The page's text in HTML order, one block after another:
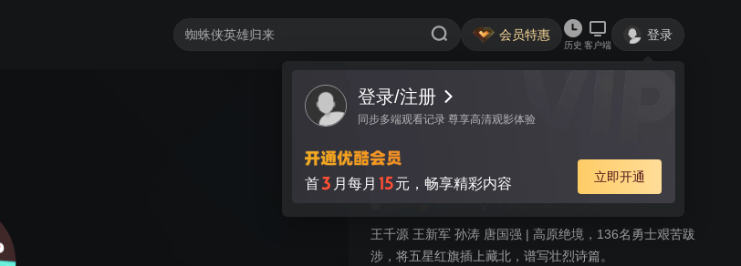
会员特惠
历史 客户端
登录
登录/注册
同步多端观看记录 尊享高清观影体验
首3 月每月 15元，畅享精彩内容 立即开通
视频 讨论
先遣连
飞天奖 革命 历史
王千源 王新军 孙涛 唐国强 | 高原绝境，136名勇士艰苦跋
涉，将五星红旗插上藏北，谱写壮烈诗篇。